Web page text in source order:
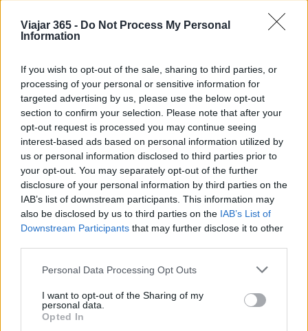
Viajar 365 - Do Not Process My Personal
Information
If you wish to opt-out of the sale, sharing to third parties, or
processing of your personal or sensitive information for
targeted advertising by us, please use the below opt-out
section to confirm your selection. Please note that after your
opt-out request is processed you may continue seeing
interest-based ads based on personal information utilized by
us or personal information disclosed to third parties prior to
your opt-out. You may separately opt-out of the further
disclosure of your personal information by third parties on the
IAB’s list of downstream participants. This information may
also be disclosed by us to third parties on the IAB’s List of
Downstream Participants that may further disclose it to other
Please note that this website/app uses one or more Google
not limited to your visit or usage behaviour. You may click to
grant or deny consent to Google and its third-party tags to
use your data for below specified purposes in below Google
Personal Data Processing Opt Outs
I want to opt-out of the Sharing of my
personal data.
Opted In
oportunidad de degustar los platos tradicionales,
que van desde pescados frescos hasta
la región. Con un poco de planificación y
curiosidad, tu viaje al Salento será una
experiencia inolvidable, repleta de paisajes
impresionantes y momentos memorables.
«`
AUTOR
Staff